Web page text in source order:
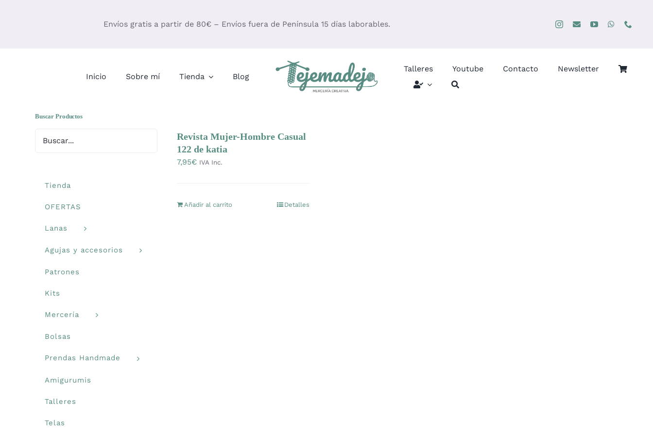
Envíos gratis a partir de 80€ – Envíos fuera de Península 15 días laborables.
Inicio Sobre mí Tienda Blog
Talleres Youtube Contacto Newsletter
Revista Mujer-Hombre Casual
122 de katia
7,95€ IVA Inc.
Añadir al carrito Detalles
Buscar Productos
Tienda
OFERTAS
Lanas
Agujas y accesorios
Patrones
Kits
Mercería
Bolsas
Prendas Handmade
Amigurumis
Talleres
Telas